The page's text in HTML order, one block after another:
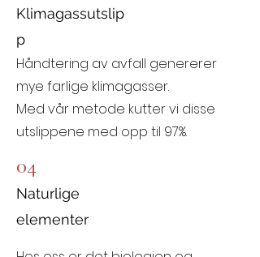
Klimagassutslip
p
Håndtering av avfall genererer
mye farlige klimagasser.
Med vår metode kutter vi disse
utslippene med opp til 97%.
04
Naturlige
elementer